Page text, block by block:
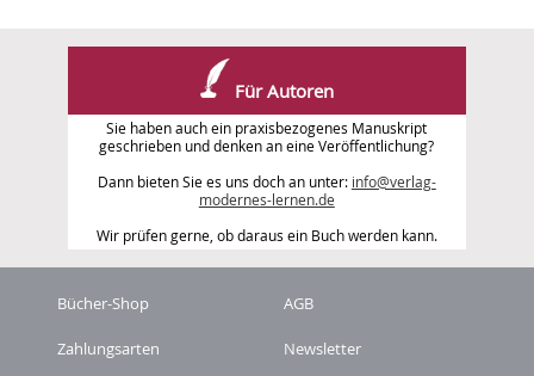
Für Autoren
Sie haben auch ein praxisbezogenes Manuskript
geschrieben und denken an eine Veröffentlichung?
Dann bieten Sie es uns doch an unter: info@verlag-
modernes-lernen.de
Wir prüfen gerne, ob daraus ein Buch werden kann.
Bücher-Shop AGB
Zahlungsarten Newsletter